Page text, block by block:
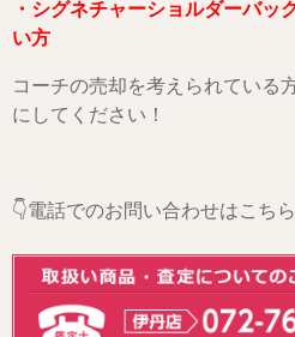
・シグネチャーショルダーバッ
い方
コーチの売却を考えられている
にしてください！
👇電話でのお問い合わせはこち